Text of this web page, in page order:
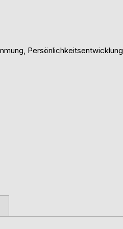
Persönlichkeitsentwicklung,